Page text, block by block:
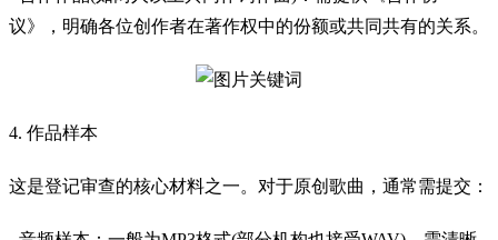
议》，明确各位创作者在著作权中的份额或共同共有的关系。
4. 作品样本
这是登记审查的核心材料之一。对于原创歌曲，通常需提交：